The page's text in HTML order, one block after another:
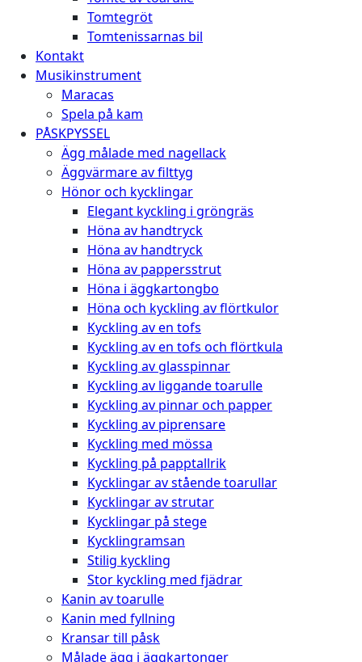
Tomtegröt
Tomtenissarnas bil
Kontakt
Musikinstrument
Maracas
Spela på kam
PÅSKPYSSEL
Ägg målade med nagellack
Äggvärmare av filttyg
Hönor och kycklingar
Elegant kyckling i gröngräs
Höna av handtryck
Höna av handtryck
Höna av pappersstrut
Höna i äggkartongbo
Höna och kyckling av flörtkulor
Kyckling av en tofs
Kyckling av en tofs och flörtkula
Kyckling av glasspinnar
Kyckling av liggande toarulle
Kyckling av pinnar och papper
Kyckling av piprensare
Kyckling med mössa
Kyckling på papptallrik
Kycklingar av stående toarullar
Kycklingar av strutar
Kycklingar på stege
Kycklingramsan
Stilig kyckling
Stor kyckling med fjädrar
Kanin av toarulle
Kanin med fyllning
Kransar till påsk
Målade ägg i äggkartonger